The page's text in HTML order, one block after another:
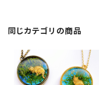
同じカテゴリの商品